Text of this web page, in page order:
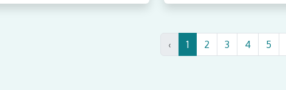
‹ 1 2 3 4 5